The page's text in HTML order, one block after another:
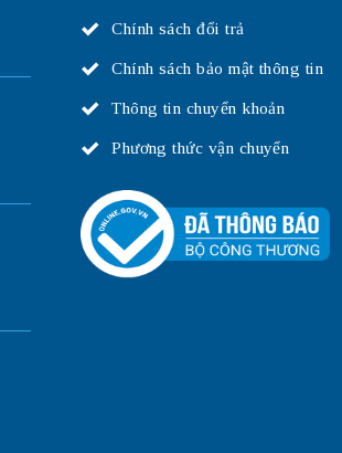
Chính sách đổi trả
Chính sách bảo mật thông tin
Thông tin chuyển khoản
Phương thức vận chuyển